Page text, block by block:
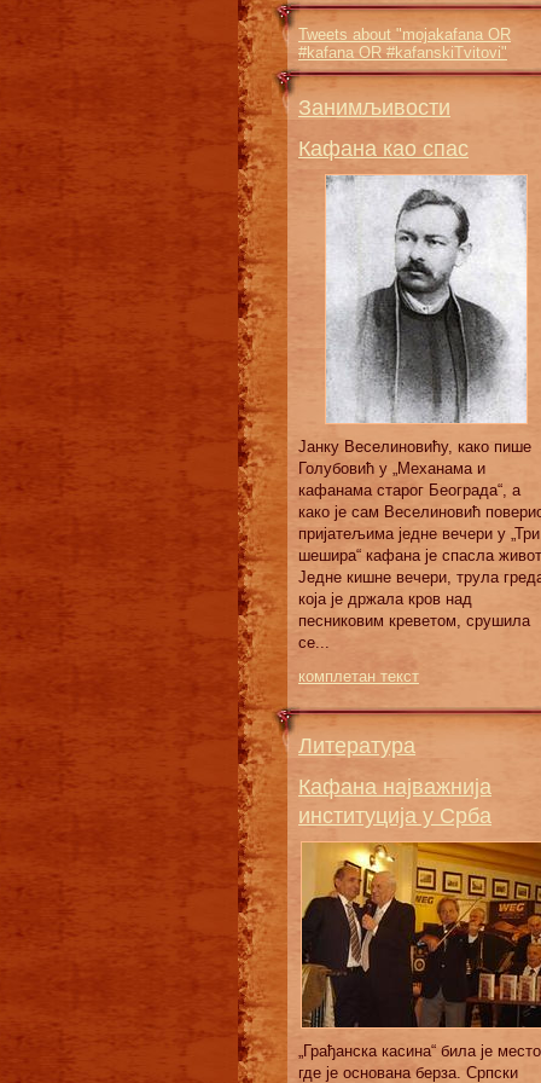
Tweets about "mojakafana OR
#kafana OR #kafanskiTvitovi"
Занимљивости
Кафана као спас
Јанку Веселиновићу, како пише
Голубовић у „Механама и
кафанама старог Београда“, а
како је сам Веселиновић
пријатељима једне вечери у „Три
шешира“ кафана је спасла
Једне кишне вечери, трула
која је држала кров над
песниковим креветом, срушила
се...
комплетан текст
Литература
Кафана најважнија
институција у Срба
„Грађанска касина“ била је место
где је основана берза. Српски